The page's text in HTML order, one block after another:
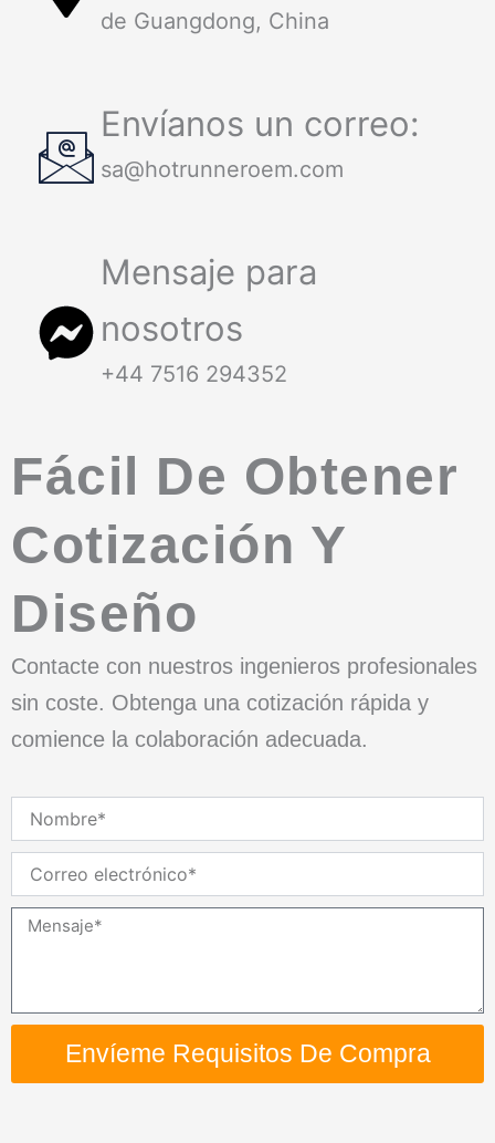
de Guangdong, China
Envíanos un correo:
sa@hotrunneroem.com
Mensaje para
nosotros
+44 7516 294352
Fácil De Obtener
Cotización Y
Diseño
Contacte con nuestros ingenieros profesionales
sin coste. Obtenga una cotización rápida y
comience la colaboración adecuada.
electrónico
Mensaje
Envíeme Requisitos De Compra